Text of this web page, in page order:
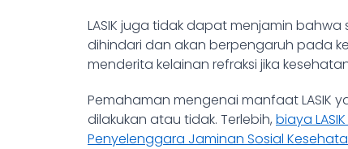
LASIK juga tidak dapat menjamin
dihindari dan akan berpengaruh pada
menderita kelainan refraksi jika
Pemahaman mengenai manfaat LASIK
dilakukan atau tidak. Terlebih, biaya
Penyelenggara Jaminan Sosial